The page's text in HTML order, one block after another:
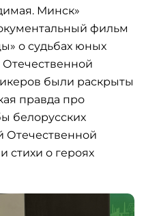
Минск»
фильм
о судьбах юных
были раскрыты
правда про
белорусских
стихи о героях